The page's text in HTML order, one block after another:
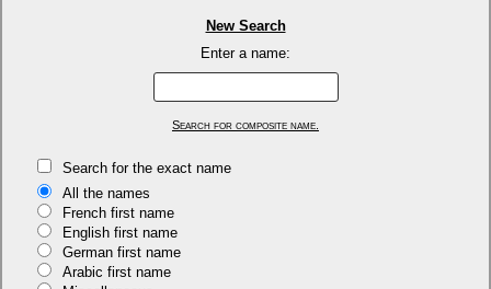
New Search
Enter a name:
Search for composite name.
Search for the exact name
All the names
French first name
English first name
German first name
Arabic first name